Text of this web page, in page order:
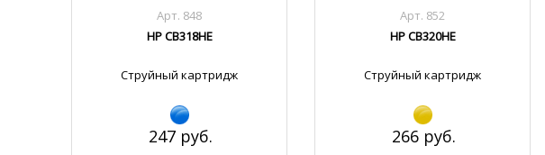
Арт. 848
HP CB318HE
Струйный картридж
247 руб.
Арт. 852
HP CB320HE
Струйный картридж
266 руб.